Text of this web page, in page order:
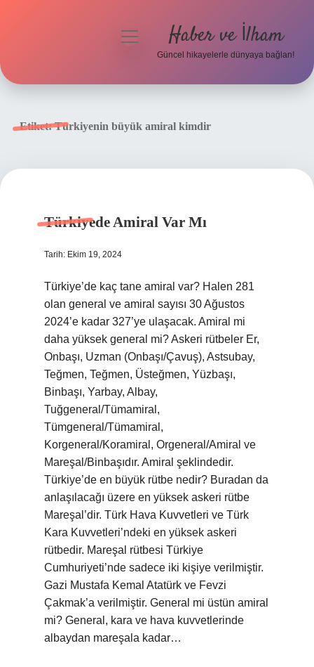
menüyü
Haber ve İlham
Güncel hikayelerle dünyaya bağlan!
Etiket:Türkiyenin büyük amiral kimdir
Türkiyede Amiral Var Mı
Tarih: Ekim 19, 2024
Türkiye’de kaç tane amiral var? Halen 281
olan general ve amiral sayısı 30 Ağustos
2024’e kadar 327’ye ulaşacak. Amiral mi
daha yüksek general mi? Askeri rütbeler Er,
Onbaşı, Uzman (Onbaşı/Çavuş), Astsubay,
Teğmen, Teğmen, Üsteğmen, Yüzbaşı,
Binbaşı, Yarbay, Albay,
Tuğgeneral/Tümamiral,
Tümgeneral/Tümamiral,
Korgeneral/Koramiral, Orgeneral/Amiral ve
Mareşal/Binbaşıdır. Amiral şeklindedir.
Türkiye’de en büyük rütbe nedir? Buradan da
anlaşılacağı üzere en yüksek askeri rütbe
Mareşal’dir. Türk Hava Kuvvetleri ve Türk
Kara Kuvvetleri’ndeki en yüksek askeri
rütbedir. Mareşal rütbesi Türkiye
Cumhuriyeti’nde sadece iki kişiye verilmiştir.
Gazi Mustafa Kemal Atatürk ve Fevzi
Çakmak’a verilmiştir. General mi üstün amiral
mi? General, kara ve hava kuvvetlerinde
albaydan mareşala kadar…